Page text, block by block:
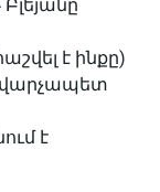
է ինքը)
վարչապետ
է